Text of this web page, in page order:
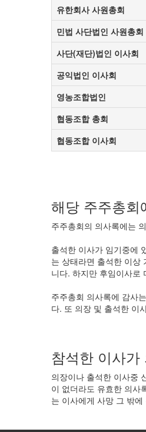
유한회사 사원총회
민법 사단법인 사원총회
사단(재단)법인 이사회
공익법인 이사회
영농조합법인
협동조합 총회
협동조합 이사회
해당 주주총회
주주총회의 의사록에는
출석한 이사가 임기중에
는 상태라면 출석한 이상
니다. 하지만 후임이사로
주주총회 의사록에 감사
다. 또 의장 및 출석한 이
참석한 이사
의장이나 출석한 이사중
이 없더라도 유효한 의사
는 이사에게 사망 그 밖